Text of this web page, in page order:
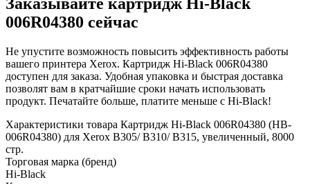
006R04380 сейчас
Не упустите возможность повысить эффективность работы
вашего принтера Xerox. Картридж Hi-Black 006R04380
доступен для заказа. Удобная упаковка и быстрая доставка
позволят вам в кратчайшие сроки начать использовать
продукт. Печатайте больше, платите меньше с Hi-Black!
Характеристики товара Картридж Hi-Black 006R04380 (HB-
006R04380) для Xerox B305/ B310/ B315, увеличенный, 8000
стр.
Торговая марка (бренд)
Hi-Black